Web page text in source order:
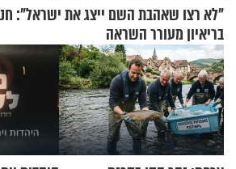
"לא רצו שאהבת השם ייצג את ישראל":
בריאיון מעורר השראה